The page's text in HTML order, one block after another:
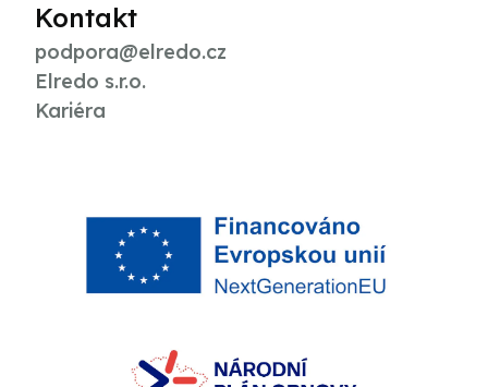
Kontakt
podpora@elredo.cz
Elredo s.r.o.
Kariéra